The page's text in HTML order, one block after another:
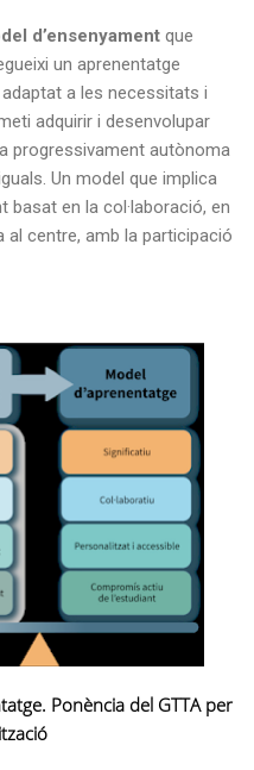
d’ensenyament que
un aprenentatge
a les necessitats i
adquirir i desenvolupar
progressivament autònoma
Un model que implica
en la col·laboració, en
al centre, amb la participació
Ponència del GTTA per